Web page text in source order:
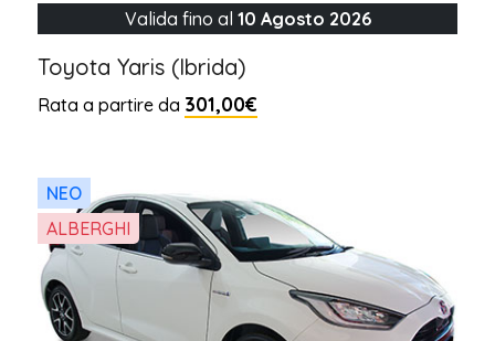
Valida fino al 10 Agosto 2026
Toyota Yaris (Ibrida)
Rata a partire da 301,00€
NEO
ALBERGHI